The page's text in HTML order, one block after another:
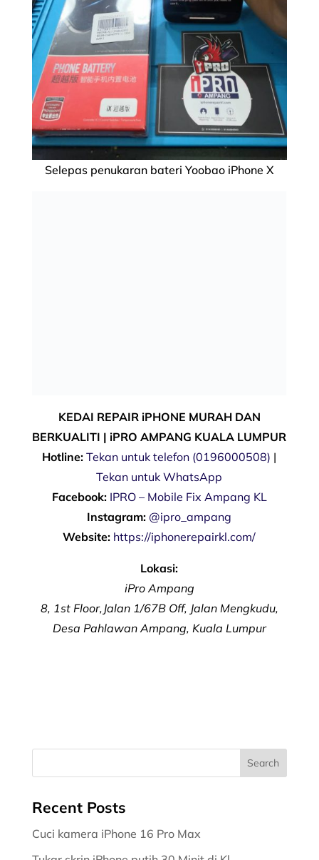
Selepas penukaran bateri Yoobao iPhone X
KEDAI REPAIR iPHONE MURAH DAN
BERKUALITI | iPRO AMPANG KUALA LUMPUR
Hotline: Tekan untuk telefon (0196000508) |
Tekan untuk WhatsApp
Facebook: IPRO – Mobile Fix Ampang KL
Instagram: @ipro_ampang
Website: https://iphonerepairkl.com/
Lokasi:
iPro Ampang
8, 1st Floor,Jalan 1/67B Off, Jalan Mengkudu,
Desa Pahlawan Ampang, Kuala Lumpur
Recent Posts
Cuci kamera iPhone 16 Pro Max